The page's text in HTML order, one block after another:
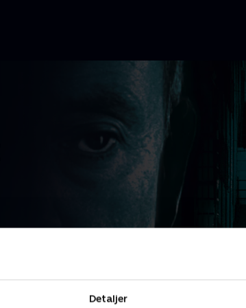
Detaljer